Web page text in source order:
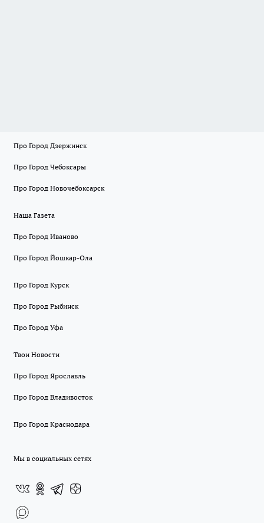
Про Город Дзержинск
Про Город Чебоксары
Про Город Новочебоксарск
Наша Газета
Про Город Иваново
Про Город Йошкар-Ола
Про Город Курск
Про Город Рыбинск
Про Город Уфа
Твои Новости
Про Город Ярославль
Про Город Владивосток
Про Город Краснодара
Мы в социальных сетях